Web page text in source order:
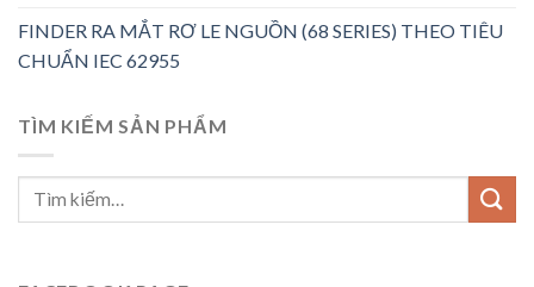
FINDER RA MẮT RƠ LE NGUỒN (68 SERIES) THEO TIÊU
CHUẨN IEC 62955
TÌM KIẾM SẢN PHẨM